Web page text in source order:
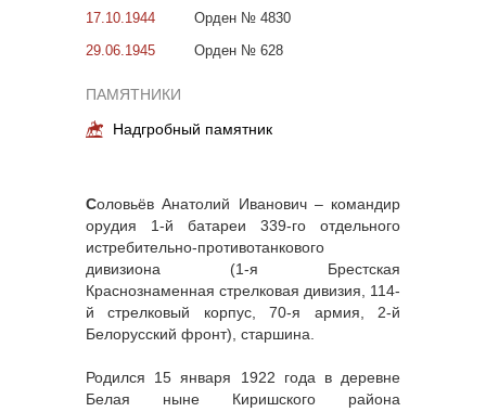
17.10.1944
Орден № 4830
29.06.1945
Орден № 628
ПАМЯТНИКИ
Надгробный памятник
Соловьёв Анатолий Иванович – командир
орудия 1-й батареи 339-го отдельного
истребительно-противотанкового
дивизиона (1-я Брестская
Краснознаменная стрелковая дивизия, 114-
й стрелковый корпус, 70-я армия, 2-й
Белорусский фронт), старшина.
Родился 15 января 1922 года в деревне
Белая ныне Киришского района